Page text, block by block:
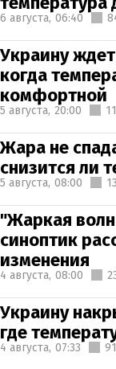
6 августа, 06:40
Украину
когда
комфортной
5 августа, 20:00
Жара не
снизится ли
5 августа, 08:00
"Жаркая
синоптик
изменения
4 августа, 08:00
Украину
где
4 августа, 07:33